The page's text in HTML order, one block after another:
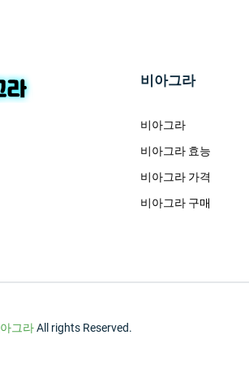
비아그라
비아그라
비아그라 효능
비아그라 가격
비아그라 구매
그라All rights Reserved.